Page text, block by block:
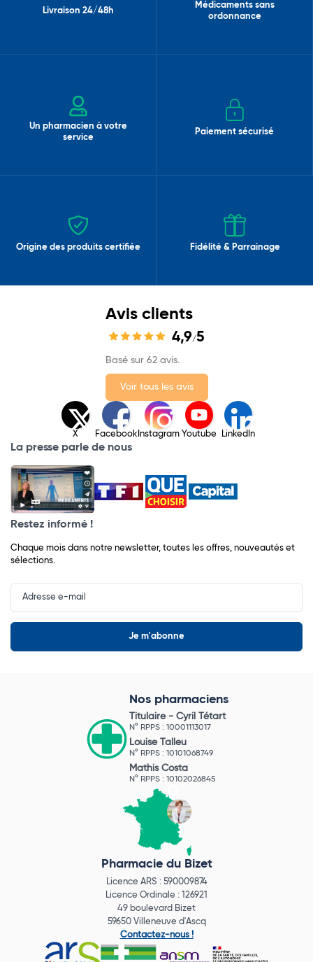
Livraison 24/48h
Médicaments sans
ordonnance
Un pharmacien à votre
service
Paiement sécurisé
Origine des produits certifiée Fidélité & Parrainage
Avis clients
4,9/5
Basé sur 62 avis.
Voir tous les avis
X Facebook Instagram Youtube LinkedIn
La presse parle de nous
Restez informé !
Chaque mois dans notre newsletter, toutes les offres, nouveautés et
sélections.
Input
Newsletter
Nos pharmaciens
Titulaire - Cyril Tétart
N° RPPS : 10001113017
Louise Talleu
N° RPPS : 10101068749
Mathis Costa
N° RPPS : 10102026845
Pharmacie du Bizet
Licence ARS : 590009874
Licence Ordinale : 126921
49 boulevard Bizet
59650 Villeneuve d'Ascq
Contactez-nous !